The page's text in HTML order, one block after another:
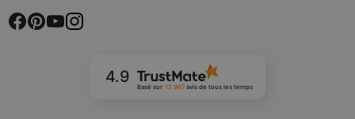
4.9
Basé sur 12 967 avisde tous les temps